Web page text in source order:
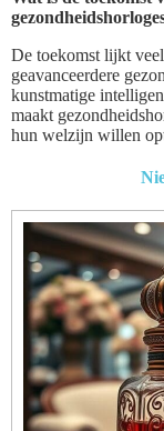
De toekomst lijkt
geavanceerdere
kunstmatige
maakt
hun welzijn willen